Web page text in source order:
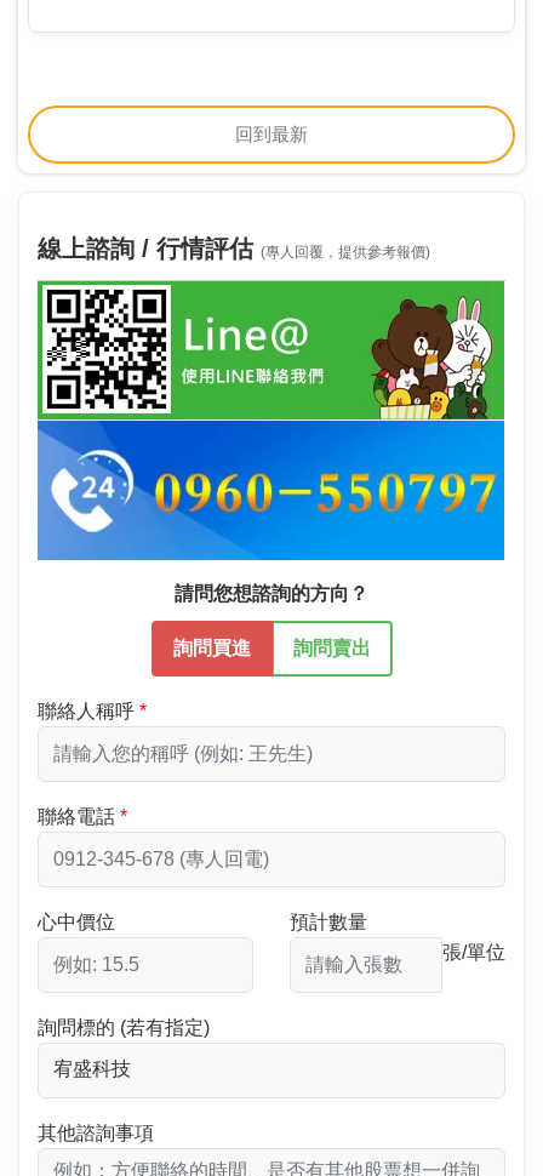
家上櫃公司，以及16家創櫃板公司參與，當日共進行業
回到最新
線上諮詢 / 行情評估 (專人回覆，提供參考報價)
請問您想諮詢的方向？
詢問買進 詢問賣出
聯絡人稱呼
聯絡電話
心中價位
預計數量
張/單位
詢問標的 (若有指定)
其他諮詢事項